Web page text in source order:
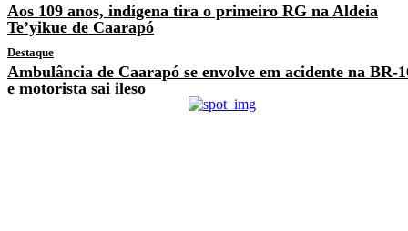
Aos 109 anos, indígena tira o primeiro RG na Aldeia
Te’yikue de Caarapó
Destaque
Ambulância de Caarapó se envolve em acidente na BR-
e motorista sai ileso